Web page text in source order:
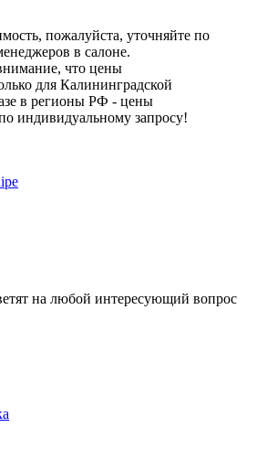
пожалуйста, уточняйте по
в салоне.
что цены
для Калининградской
в регионы РФ - цены
индивидуальному запросу!
на любой интересующий вопрос